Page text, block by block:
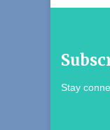
Stay